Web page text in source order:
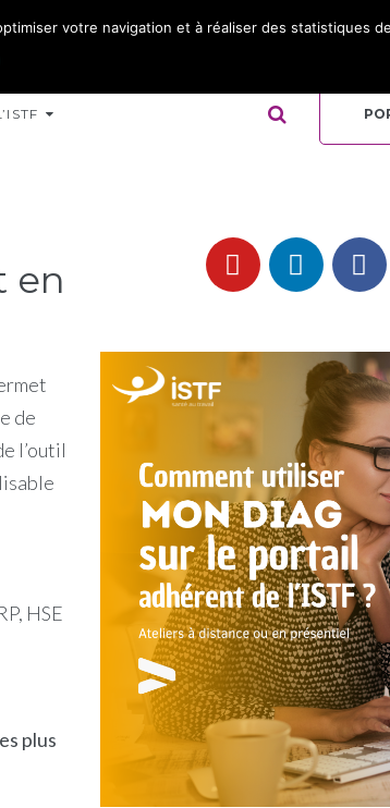
ADHÉRER REJOIGNEZ
en
de
l’outil
HSE
plus
votre navigation et à réaliser des statistiques